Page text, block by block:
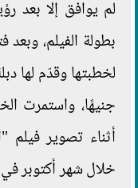
لم يوافق إلا بعد
بطولة الفيلم،
جنيهًا، واستمرت
أثناء تصوير فيلم
خلال شهر أكتوبر